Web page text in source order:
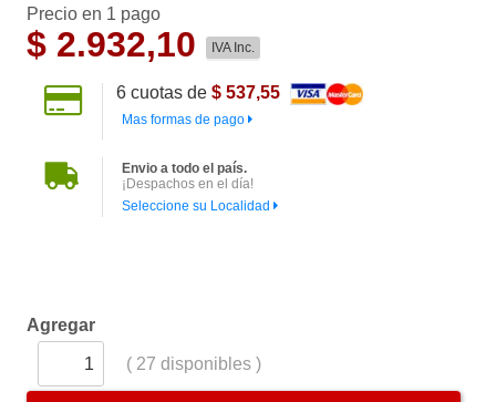
Precio en 1 pago
$ 2.932,10 IVA Inc.
6cuotas de $ 537,55
Mas formas de pago
Envio a todo el país.
¡Despachos en el día!
Seleccione su Localidad
Agregar
( 27disponibles )